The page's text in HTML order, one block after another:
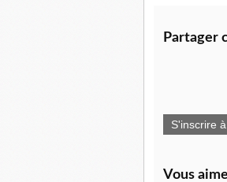
Partager
S'inscrire
Vous